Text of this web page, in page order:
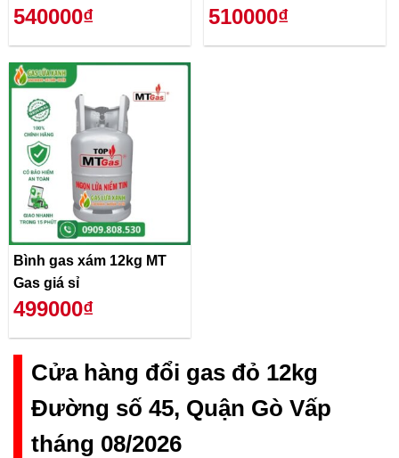
540000₫ 510000₫
Bình gas xám 12kg MT
Gas giá sỉ
499000₫
Cửa hàng đổi gas đỏ 12kg
Đường số 45, Quận Gò Vấp
tháng 08/2026